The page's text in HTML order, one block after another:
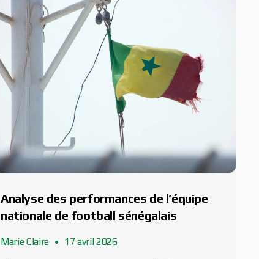
Analyse des performances de l’équipe
nationale de football sénégalais
Marie Claire 17 avril 2026